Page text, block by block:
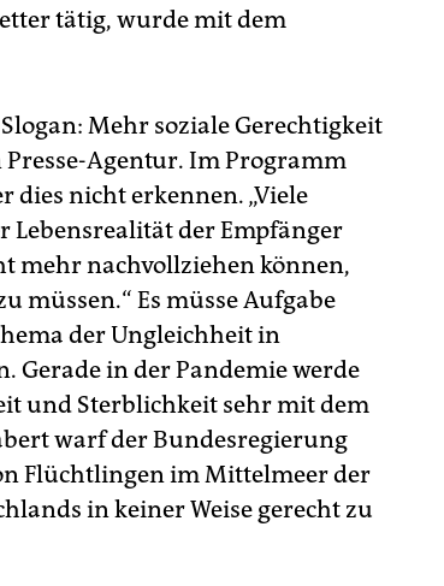
tätig, wurde mit dem
Mehr soziale Gerechtigkeit
Presse-Agentur. Im Programm
dies nicht erkennen. „Viele
Lebensrealität der Empfänger
mehr nachvollziehen können,
müssen.“ Es müsse Aufgabe
der Ungleichheit in
Gerade in der Pandemie werde
und Sterblichkeit sehr mit dem
warf der Bundesregierung
Flüchtlingen im Mittelmeer der
in keiner Weise gerecht zu